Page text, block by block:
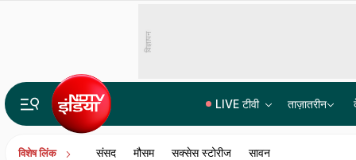
विज्ञापन
LIVE टीवी ताज़ातरीन
विशेष लिंक संसद मौसम सक्सेस स्टोरीज सावन